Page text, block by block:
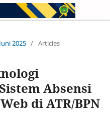
2025 / Articles
Absensi
di ATR/BPN